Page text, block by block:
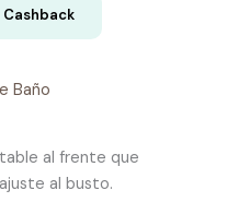
Cashback
Baño
al frente que
al busto.